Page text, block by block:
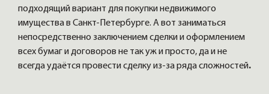
подходящий вариант для покупки недвижимого
имущества в Санкт-Петербурге. А вот заниматься
непосредственно заключением сделки и оформлением
всех бумаг и договоров не так уж и просто, да и не
всегда удаётся провести сделку из-за ряда сложностей.